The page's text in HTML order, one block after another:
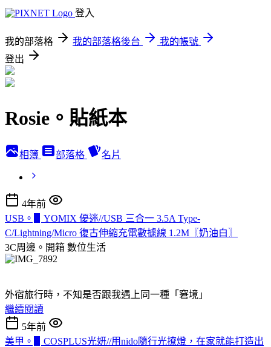
登入
我的部落格 我的部落格後台
我的帳號
登出
Rosie。貼紙本
相簿 部落格 名片
4年前
USB。▋YOMIX 優迷//USB 三合一 3.5A Type-
C/Lightning/Micro 復古伸縮充電數據線 1.2M〖奶油白〗
3C周邊。開箱 數位生活
外宿旅行時，不知是否跟我遇上同一種「窘境」
繼續閱讀
5年前
美甲。▋COSPLUS光妍//用nido隨行光撩燈，在家就能打造出